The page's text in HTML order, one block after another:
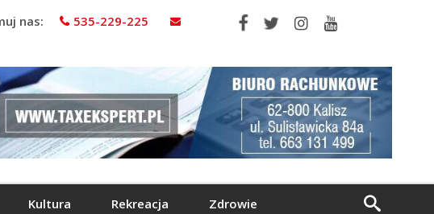
nas: 535-229-225
Kultura Rekreacja Zdrowie